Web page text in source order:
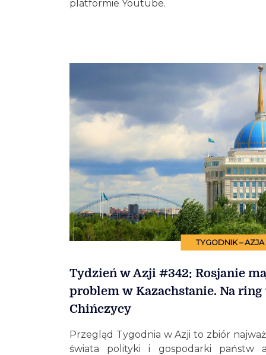
platformie Youtube.
TYGODNIK – AZJA
Tydzień w Azji #342: Rosjanie
problem w Kazachstanie. Na
Chińczycy
Przegląd Tygodnia w Azji to zbiór
świata polityki i gospodarki państw